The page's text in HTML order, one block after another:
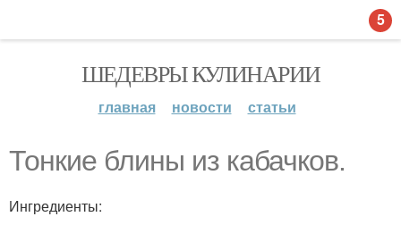
ШЕДЕВРЫ КУЛИНАРИИ
главная новости статьи
Тонкие блины из кабачков.
Ингредиенты:
5